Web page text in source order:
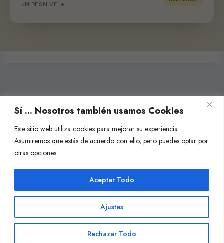
Sí ... Nosotros también usamos Cookies
Este sitio web utiliza cookies para mejorar su experiencia.
Asumiremos que estás de acuerdo con ello, pero puedes optar por
otras opciones
Ajustes
Rechazar Todo
Aceptar Todo
KM DESNIVEL+